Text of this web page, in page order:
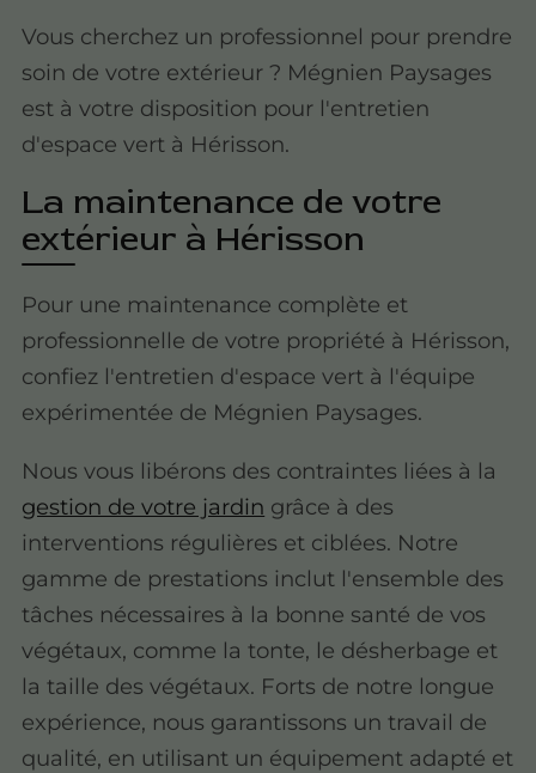
Vous cherchez un professionnel pour prendre
soin de votre extérieur ? Mégnien Paysages
est à votre disposition pour l'entretien
d'espace vert à Hérisson.
La maintenance de votre
extérieur à Hérisson
Pour une maintenance complète et
professionnelle de votre propriété à Hérisson,
confiez l'entretien d'espace vert à l'équipe
expérimentée de Mégnien Paysages.
Nous vous libérons des contraintes liées à la
gestion de votre jardin grâce à des
interventions régulières et ciblées. Notre
gamme de prestations inclut l'ensemble des
tâches nécessaires à la bonne santé de vos
végétaux, comme la tonte, le désherbage et
la taille des végétaux. Forts de notre longue
expérience, nous garantissons un travail de
qualité, en utilisant un équipement adapté et